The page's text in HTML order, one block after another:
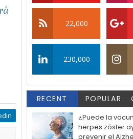
22,000
230,000
RECENT POPULAR
¿Puede la
herpes zóster
prevenir el